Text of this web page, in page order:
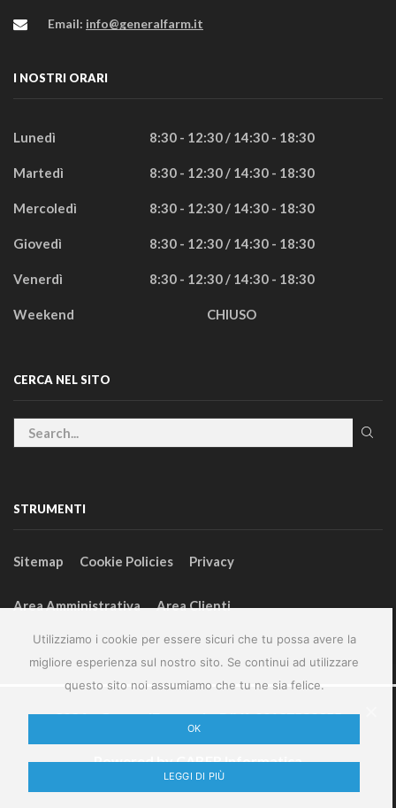
Utilizziamo i cookie per essere sicuri che tu possa avere la
migliore esperienza sul nostro sito. Se continui ad utilizzare
questo sito noi assumiamo che tu ne sia felice.
OK
LEGGI DI PIÙ
Email: info@generalfarm.it
I NOSTRI ORARI
Lunedì 8:30 - 12:30 / 14:30 - 18:30
Martedì 8:30 - 12:30 / 14:30 - 18:30
Mercoledì 8:30 - 12:30 / 14:30 - 18:30
Giovedì 8:30 - 12:30 / 14:30 - 18:30
Venerdì 8:30 - 12:30 / 14:30 - 18:30
Weekend CHIUSO
CERCA NEL SITO
STRUMENTI
Sitemap Cookie Policies Privacy
Area Amministrativa Area Clienti
2024 – GeneralFarm srl – P.IVA 00127580355
Powered byCABER Informatica